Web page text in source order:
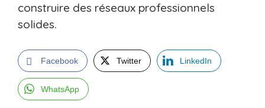
construire des réseaux professionnels
solides.
Facebook Twitter LinkedIn
WhatsApp